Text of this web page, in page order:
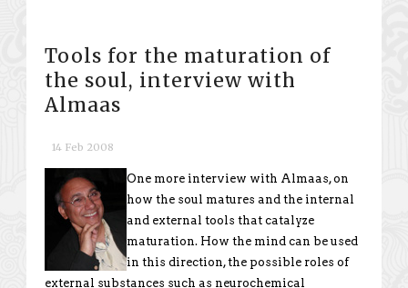
Tools for the maturation of
the soul, interview with
Almaas
14 Feb 2008
One more interview with Almaas, on
how the soul matures and the internal
and external tools that catalyze
maturation. How the mind can be used
in this direction, the possible roles of
external substances such as neurochemical